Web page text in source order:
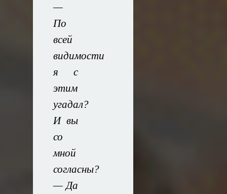
—
По
всей
видимости
я с
этим
угадал?
И вы
со
мной
согласны?
— Да